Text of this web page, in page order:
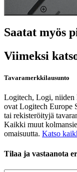
Saatat myös
Viimeksi
Tavaramerkkilausunto
Logitech, Logi, niiden
ovat Logitech Europe
tai rekisteröityjä
Kaikki muut
omaisuutta. Katso
Tilaa ja vastaanota